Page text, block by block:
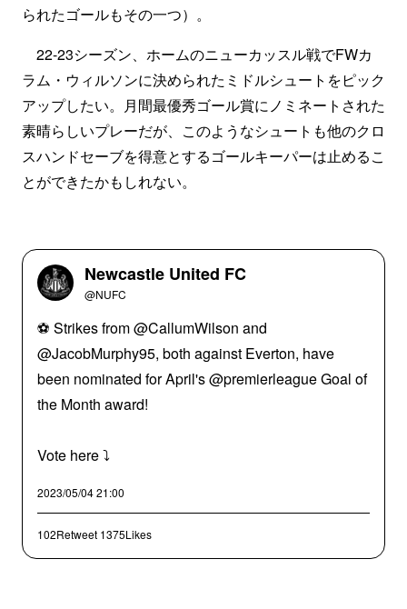
られたゴールもその一つ）。
22-23シーズン、ホームのニューカッスル戦でFWカ
ラム・ウィルソンに決められたミドルシュートをピック
アップしたい。月間最優秀ゴール賞にノミネートされた
素晴らしいプレーだが、このようなシュートも他のクロ
スハンドセーブを得意とするゴールキーパーは止めるこ
とができたかもしれない。
Newcastle United FC
@NUFC
⚽️ Strikes from @CallumWilson and
@JacobMurphy95, both against Everton, have
been nominated for April's @premierleague Goal of
the Month award!
Vote here ⤵️
2023/05/04 21:00
102Retweet 1375Likes